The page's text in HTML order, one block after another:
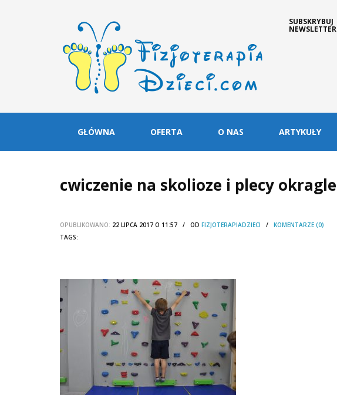
SUBSKRYBUJ
NEWSLETTER
GŁÓWNA OFERTA O NAS ARTYKUŁY
cwiczenie na skolioze i plecy okragle
OPUBLIKOWANO: 22 LIPCA 2017 O 11:57 / OD FIZJOTERAPIADZIECI / KOMENTARZE (0)
TAGS: